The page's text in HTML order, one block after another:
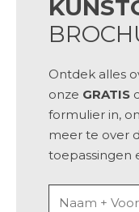
Ontdek alles
onze GRATIS
formulier in,
meer te over
toepassingen